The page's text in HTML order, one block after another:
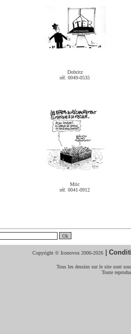
Dobritz
réf. 0049-0535
Mric
réf. 0041-0912
Copyright © Iconovox 2006-2026 |
Tous les dessins sur le site sont
Toute